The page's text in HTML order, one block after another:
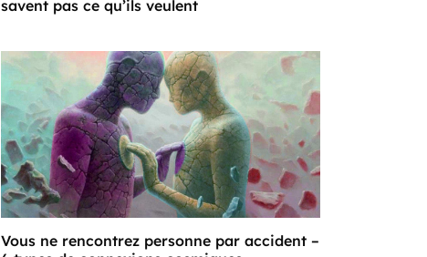
savent pas ce qu’ils veulent
Vous ne rencontrez personne par accident –